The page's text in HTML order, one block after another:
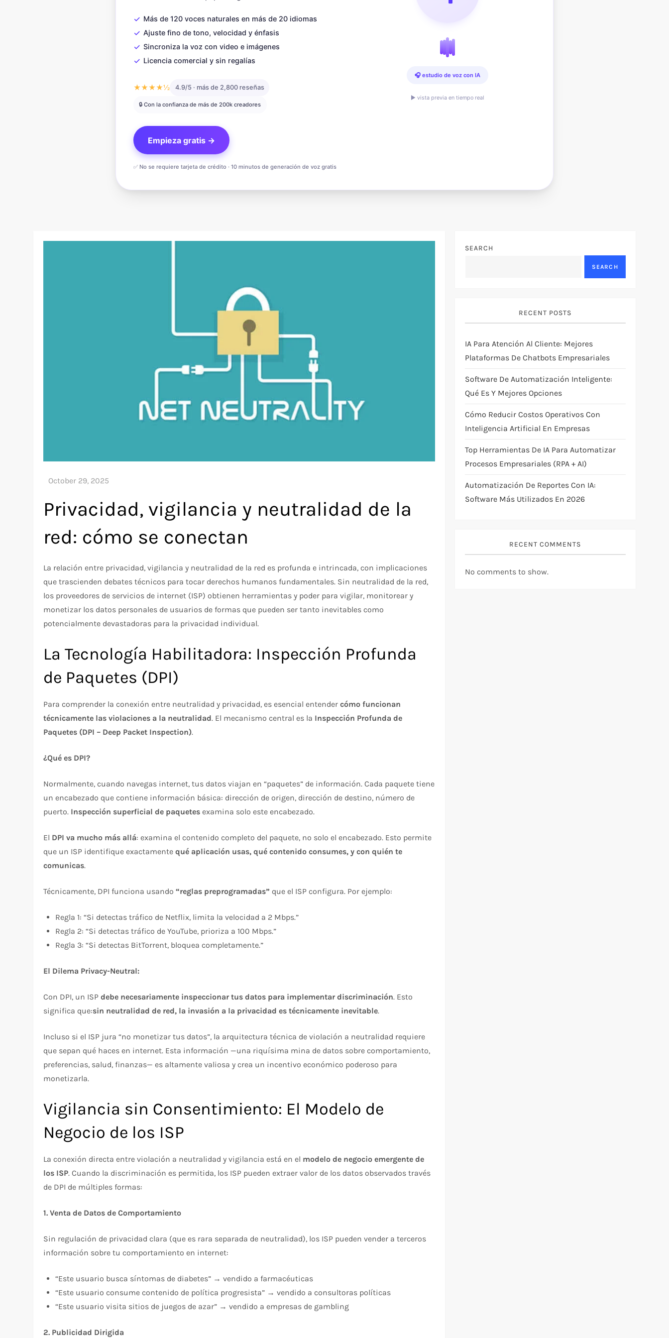
✓ Más de 120 voces naturales en más de 20 idiomas
✓ Ajuste fino de tono, velocidad y énfasis
✓ Sincroniza la voz con video e imágenes
✓ Licencia comercial y sin regalías
★★★★½ 4.9/5 · más de 2,800 reseñas
🔒 Con la confianza de más de 200k creadores
Empieza gratis →
✅ No se requiere tarjeta de crédito · 10 minutos de generación de voz gratis
🎧 estudio de voz con IA
▶ vista previa en tiempo real
Privacidad, vigilancia y neutralidad de la
red: cómo se conectan
La relación entre privacidad, vigilancia y neutralidad de la red es profunda e intrincada, con implicaciones
que trascienden debates técnicos para tocar derechos humanos fundamentales. Sin neutralidad de la red,
los proveedores de servicios de internet (ISP) obtienen herramientas y poder para vigilar, monitorear y
monetizar los datos personales de usuarios de formas que pueden ser tanto inevitables como
potencialmente devastadoras para la privacidad individual.
La Tecnología Habilitadora: Inspección Profunda
de Paquetes (DPI)
Para comprender la conexión entre neutralidad y privacidad, es esencial entendercómo funcionan
técnicamente las violaciones a la neutralidad. El mecanismo central es la Inspección Profunda de
Paquetes (DPI – Deep Packet Inspection).​
¿Qué es DPI?
Normalmente, cuando navegas internet, tus datos viajan en “paquetes” de información. Cada paquete tiene
un encabezado que contiene información básica: dirección de origen, dirección de destino, número de
puerto. Inspección superficial de paquetes examina solo este encabezado.​
El DPI va mucho más allá: examina el contenido completo del paquete, no solo el encabezado. Esto permite
que un ISP identifique exactamentequé aplicación usas, qué contenido consumes, y con quién te
comunicas.​
Técnicamente, DPI funciona usando“reglas preprogramadas” que el ISP configura. Por ejemplo:​
Regla 1: “Si detectas tráfico de Netflix, limita la velocidad a 2 Mbps.”
Regla 2: “Si detectas tráfico de YouTube, prioriza a 100 Mbps.”
Regla 3: “Si detectas BitTorrent, bloquea completamente.”
El Dilema Privacy-Neutral:
Con DPI, un ISPdebe necesariamente inspeccionar tus datos para implementar discriminación. Esto
significa que:sin neutralidad de red, la invasión a la privacidad es técnicamente inevitable.​
Incluso si el ISP jura “no monetizar tus datos”, la arquitectura técnica de violación a neutralidad requiere
que sepan qué haces en internet. Esta información —una riquísima mina de datos sobre comportamiento,
preferencias, salud, finanzas— es altamente valiosa y crea un incentivo económico poderoso para
monetizarla.​
Vigilancia sin Consentimiento: El Modelo de
Negocio de los ISP
La conexión directa entre violación a neutralidad y vigilancia está en el modelo de negocio emergente de
los ISP. Cuando la discriminación es permitida, los ISP pueden extraer valor de los datos observados través
de DPI de múltiples formas:​
1. Venta de Datos de Comportamiento
Sin regulación de privacidad clara (que es rara separada de neutralidad), los ISP pueden vender a terceros
información sobre tu comportamiento en internet:​
“Este usuario busca síntomas de diabetes” → vendido a farmacéuticas
“Este usuario consume contenido de política progresista” → vendido a consultoras políticas
“Este usuario visita sitios de juegos de azar” → vendido a empresas de gambling
2. Publicidad Dirigida
SEARCH
SEARCH
RECENT POSTS
IA Para Atención Al Cliente: Mejores
Plataformas De Chatbots Empresariales
Software De Automatización Inteligente:
Qué Es Y Mejores Opciones
Cómo Reducir Costos Operativos Con
Inteligencia Artificial En Empresas
Top Herramientas De IA Para Automatizar
Procesos Empresariales (RPA + AI)
Automatización De Reportes Con IA:
Software Más Utilizados En 2026
RECENT COMMENTS
No comments to show.